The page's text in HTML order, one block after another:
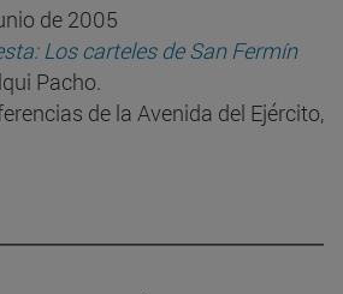
de 2005
Los carteles de San Fermín
Pacho.
de la Avenida del Ejército,